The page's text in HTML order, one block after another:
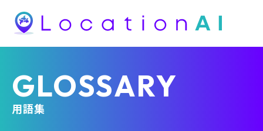
GLOSSARY
用語集